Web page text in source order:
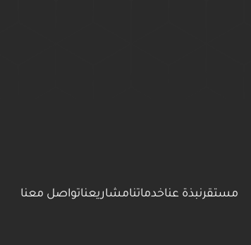
مستقرنبذة عناخدماتنامشاريعناتواصل معنا